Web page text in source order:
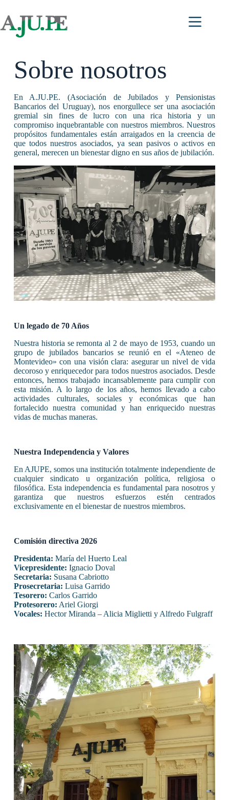
contenido
Sobre nosotros
En A.JU.PE. (Asociación de Jubilados y Pensionistas
Bancarios del Uruguay), nos enorgullece ser una asociación
gremial sin fines de lucro con una rica historia y un
compromiso inquebrantable con nuestros miembros. Nuestros
propósitos fundamentales están arraigados en la creencia de
que todos nuestros asociados, ya sean pasivos o activos en
general, merecen un bienestar digno en sus años de jubilación.
Un legado de 70 Años
Nuestra historia se remonta al 2 de mayo de 1953, cuando un
grupo de jubilados bancarios se reunió en el «Ateneo de
Montevideo» con una visión clara: asegurar un nivel de vida
decoroso y enriquecedor para todos nuestros asociados. Desde
entonces, hemos trabajado incansablemente para cumplir con
esta misión. A lo largo de los años, hemos llevado a cabo
actividades culturales, sociales y económicas que han
fortalecido nuestra comunidad y han enriquecido nuestras
vidas de muchas maneras.
Nuestra Independencia y Valores
En AJUPE, somos una institución totalmente independiente de
cualquier sindicato u organización política, religiosa o
filosófica. Esta independencia es fundamental para nosotros y
garantiza que nuestros esfuerzos estén centrados
exclusivamente en el bienestar de nuestros miembros.
Comisión directiva 2026
Presidenta: María del Huerto Leal
Vicepresidente: Ignacio Doval
Secretaria: Susana Cabriotto
Prosecretaria: Luisa Garrido
Tesorero: Carlos Garrido
Protesorero: Ariel Giorgi
Vocales: Hector Miranda – Alicia Miglietti y Alfredo Fulgraff